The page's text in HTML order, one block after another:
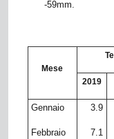
-59mm.
Mese
2019
Gennaio 3.9
Febbraio 7.1